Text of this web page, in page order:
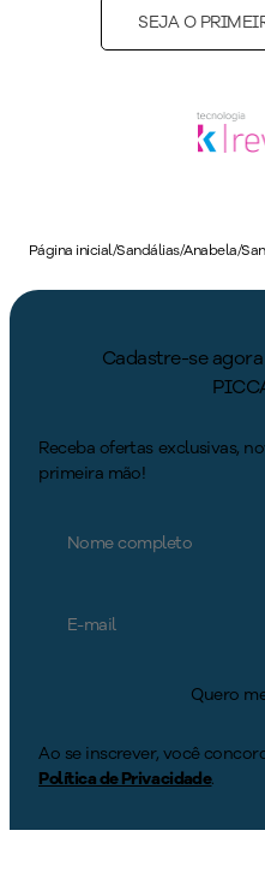
SEJA O
Página inicial/Sandálias/Anabela/
Cadastre-se
Receba ofertas exclusivas,
primeira mão!
Quero
Ao se inscrever, você
Política de Privacidade.